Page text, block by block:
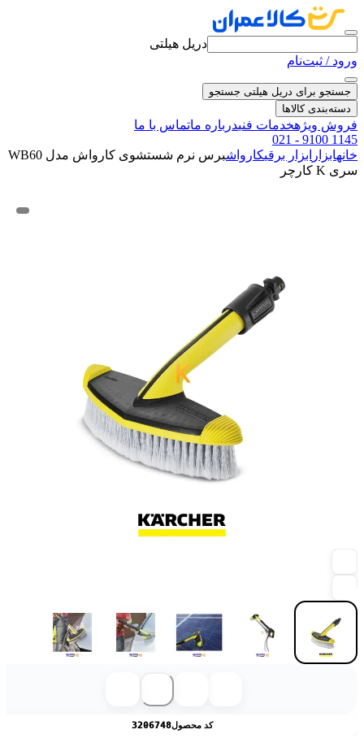
دریل هیلتی
ورود / ثبت‌نام
جستجو برای دریل هیلتی جستجو
دسته‌بندی کالاها
فروش ویژهخدمات فنیدرباره ماتماس با ما
021 - 9100 1145
خانهابزار ابزار برقیکارواش
برس نرم شستشوی کارواش مدل WB60
سری K کارچر
کد محصول3206748